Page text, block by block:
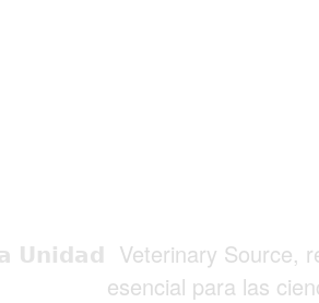
𝗨𝗻𝗶𝗱𝗮𝗱 Veterinary Source,
esencial para las